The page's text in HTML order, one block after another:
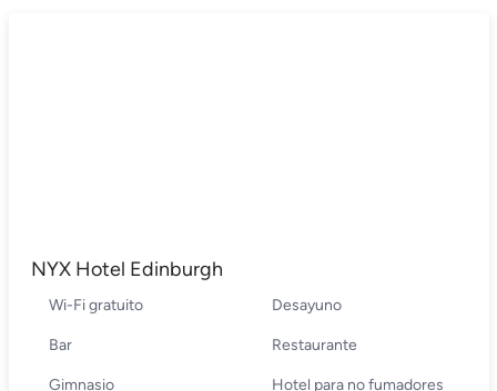
NYX Hotel Edinburgh
Wi-Fi gratuito Desayuno
Bar Restaurante
Gimnasio Hotel para no fumadores